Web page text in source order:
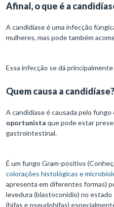
Afinal, o que é a
A candidíase é uma infecção
mulheres, mas pode também
Essa infecção se dá
Quem causa a candidíase?
A candidíase é causada pelo fungo
oportunista que pode estar
gastrointestinal.
É um fungo Gram-positivo
colorações histológicas e
apresenta em diferentes formas)
levedura (blastoconídio) no
(hifas e pseudohifas)